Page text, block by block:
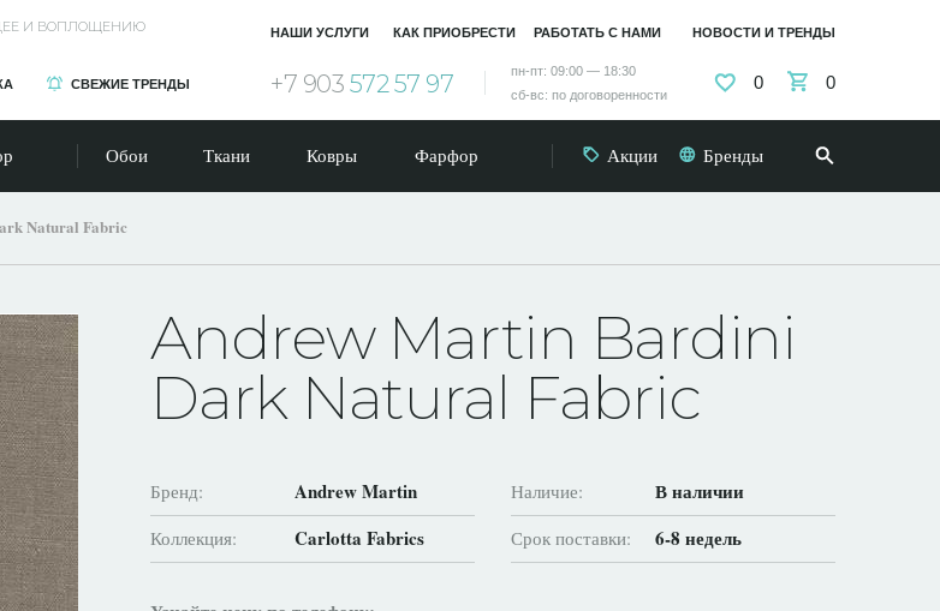
И ВОПЛОЩЕНИЮ
СВЕЖИЕ ТРЕНДЫ +7 903 572 57 97
пн-пт: 09:00 — 18:30
сб-вс: по договоренности
НАШИ УСЛУГИ КАК ПРИОБРЕСТИ РАБОТАТЬ С НАМИ НОВОСТИ И ТРЕНДЫ
0 0
Обои Ткани Ковры Фарфор Акции Бренды
Natural Fabric
Andrew Martin Bardini
Dark Natural Fabric
Бренд: Andrew Martin
Коллекция: Carlotta Fabrics
Наличие: В наличии
Срок поставки: 6-8 недель